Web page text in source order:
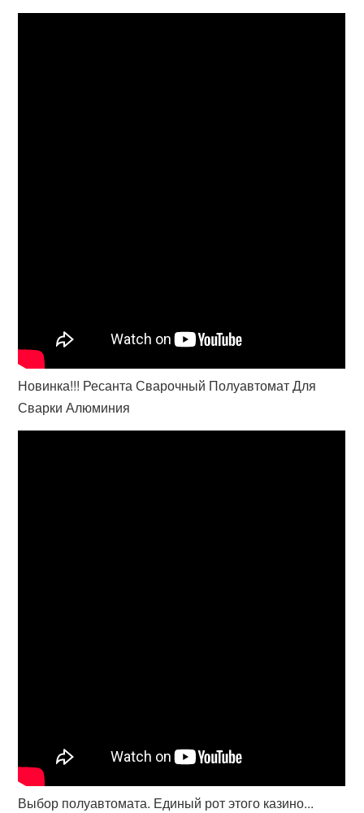
Новинка!!! Ресанта Сварочный Полуавтомат Для
Сварки Алюминия
Выбор полуавтомата. Единый рот этого казино...